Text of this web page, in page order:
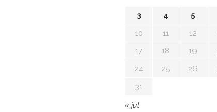
3
4 5
10
11 12
17
18 19
24
25 26
31
« jul